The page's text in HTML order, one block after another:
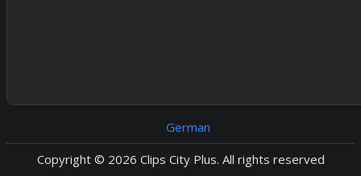
German
Copyright © 2026 Clips City Plus. All rights reserved